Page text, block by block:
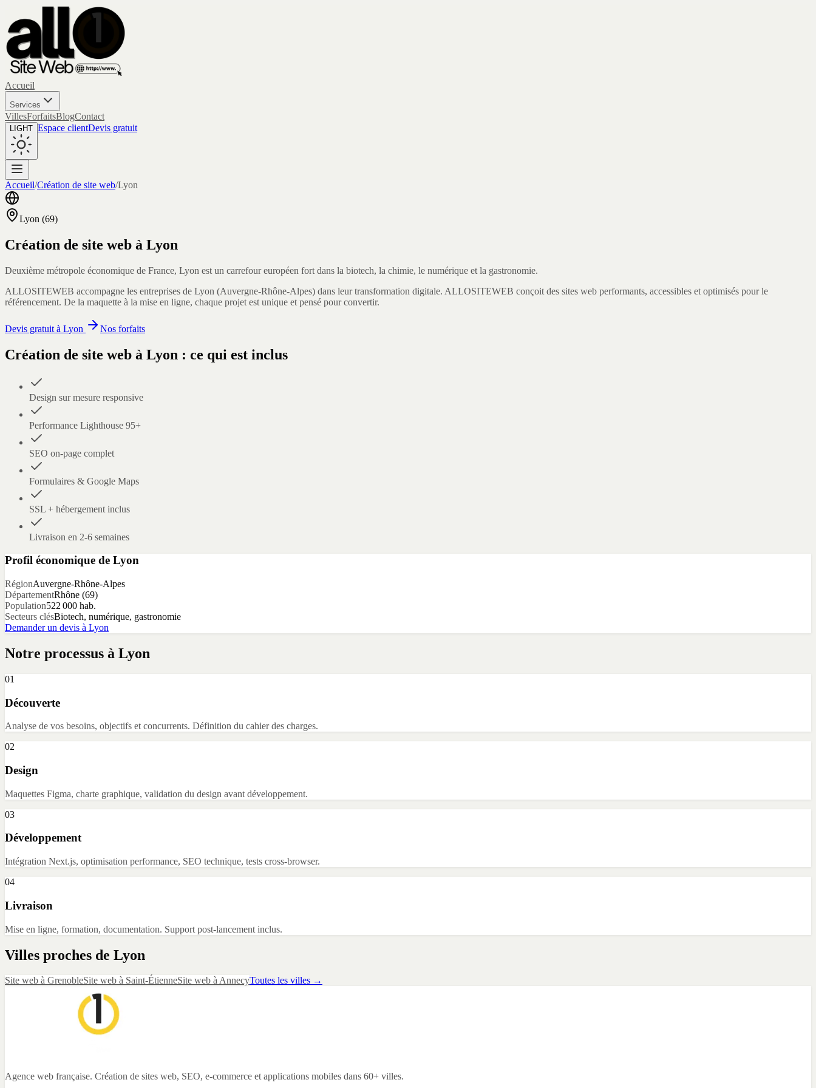
Accueil
Services
VillesForfaitsBlogContact
LIGHT Espace clientDevis gratuit
Accueil/Création de site web/Lyon
Lyon (69)
Création de site web à Lyon
Deuxième métropole économique de France, Lyon est un carrefour européen fort dans la biotech, la chimie, le numérique et la gastronomie.
ALLOSITEWEB accompagne les entreprises de Lyon (Auvergne-Rhône-Alpes) dans leur transformation digitale. ALLOSITEWEB conçoit des sites web performants, accessibles et optimisés pour le
référencement. De la maquette à la mise en ligne, chaque projet est unique et pensé pour convertir.
Devis gratuit à Lyon Nos forfaits
Création de site web à Lyon : ce qui est inclus
Design sur mesure responsive
Performance Lighthouse 95+
SEO on-page complet
Formulaires & Google Maps
SSL + hébergement inclus
Livraison en 2-6 semaines
Profil économique de Lyon
RégionAuvergne-Rhône-Alpes
DépartementRhône (69)
Population522 000 hab.
Secteurs clésBiotech, numérique, gastronomie
Demander un devis à Lyon
Notre processus à Lyon
01
Découverte
Analyse de vos besoins, objectifs et concurrents. Définition du cahier des charges.
02
Design
Maquettes Figma, charte graphique, validation du design avant développement.
03
Développement
Intégration Next.js, optimisation performance, SEO technique, tests cross-browser.
04
Livraison
Mise en ligne, formation, documentation. Support post-lancement inclus.
Villes proches de Lyon
Site web à GrenobleSite web à Saint-ÉtienneSite web àAnnecyToutes les villes →
Agence web française. Création de sites web, SEO, e-commerce et applications mobiles dans 60+ villes.